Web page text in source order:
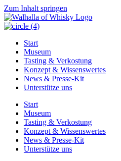
Zum Inhalt springen
Start
Museum
Tasting & Verkostung
Konzept & Wissenswertes
News & Presse-Kit
Unterstütze uns
Start
Museum
Tasting & Verkostung
Konzept & Wissenswertes
News & Presse-Kit
Unterstütze uns